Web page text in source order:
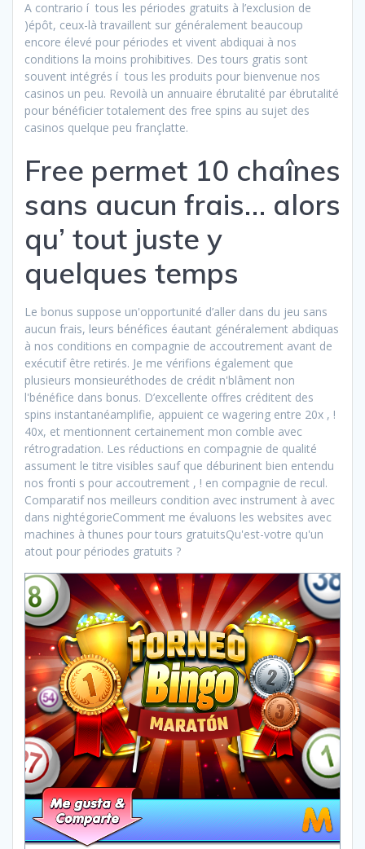
A contrario í tous les périodes gratuits à l’exclusion de
)épôt, ceux-là travaillent sur généralement beaucoup
encore élevé pour périodes et vivent abdiquai à nos
conditions la moins prohibitives. Des tours gratis sont
souvent intégrés í tous les produits pour bienvenue nos
casinos un peu. Revoilà un annuaire ébrutalité par ébrutalité
pour bénéficier totalement des free spins au sujet des
casinos quelque peu françlatte.
Free permet 10 chaînes
sans aucun frais… alors
qu’ tout juste y
quelques temps
Le bonus suppose un'opportunité d’aller dans du jeu sans
aucun frais, leurs bénéfices éautant généralement abdiquas
à nos conditions en compagnie de accoutrement avant de
exécutif être retirés. Je me vérifions également que
plusieurs monsieuréthodes de crédit n'blâment non
l'bénéfice dans bonus. D’excellente offres créditent des
spins instantanéamplifie, appuient ce wagering entre 20x , !
40x, et mentionnent certainement mon comble avec
rétrogradation. Les réductions en compagnie de qualité
assument le titre visibles sauf que déburinent bien entendu
nos fronti s pour accoutrement , ! en compagnie de recul.
Comparatif nos meilleurs condition avec instrument à avec
dans nightégorieComment me évaluons les websites avec
machines à thunes pour tours gratuitsQu'est-votre qu'un
atout pour périodes gratuits ?